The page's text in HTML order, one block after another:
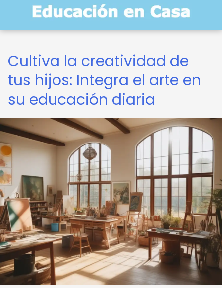
Cultiva la creatividad de
tus hijos: Integra el arte en
su educación diaria